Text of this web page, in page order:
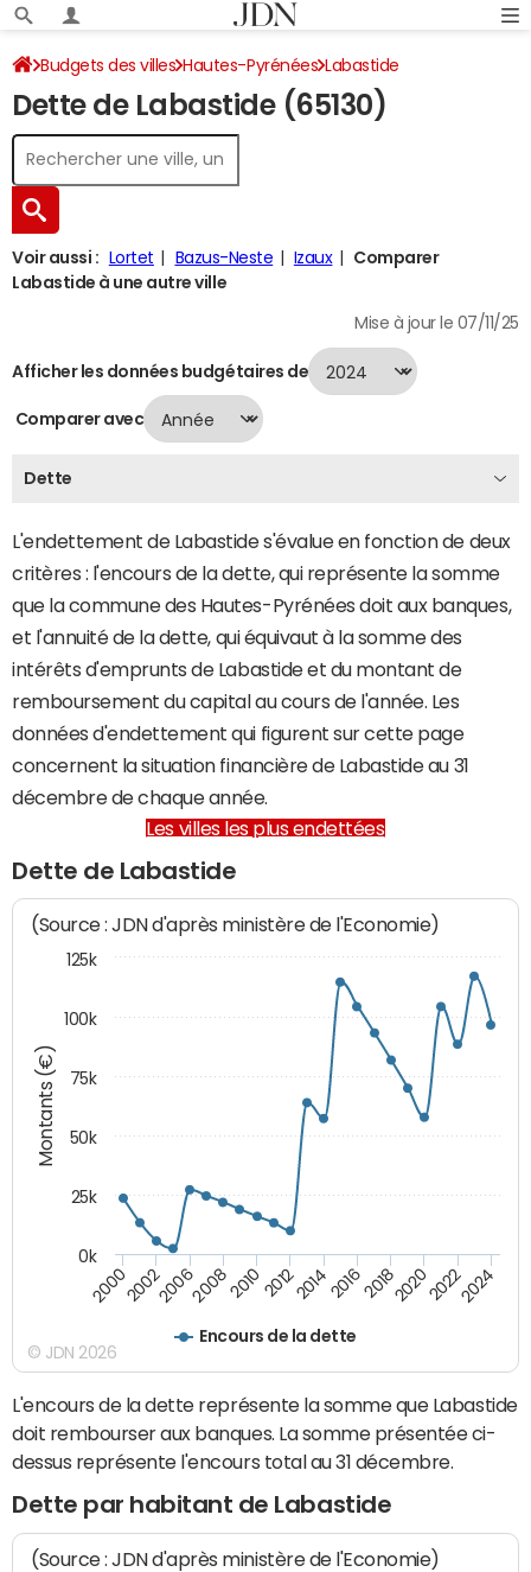
Budgets des villes Hautes-Pyrénées Labastide
Dette au 31/12/2024
Dette de Labastide (65130)
Voir aussi : Lortet Bazus-Neste Izaux
Comparer
Labastide à une autre ville
Mise à jour le 07/11/25
Afficher les données budgétaires de
Comparer avec
Dette
L'endettement de Labastide s'évalue en fonction de deux
critères : l'encours de la dette, qui représente la somme
que la commune des Hautes-Pyrénées doit aux banques,
et l'annuité de la dette, qui équivaut à la somme des
intérêts d'emprunts de Labastide et du montant de
remboursement du capital au cours de l'année. Les
données d'endettement qui figurent sur cette page
concernent la situation financière de Labastide au 31
décembre de chaque année.
Les villes les plus endettées
Dette de Labastide
Montants (€)
(Source : JDN d'après ministère de l'Economie)
Encours de la dette
200020022006200820102012201420162018202020222024
0k
25k
50k
75k
100k
125k
© JDN 2026
L'encours de la dette représente la somme que Labastide
doit rembourser aux banques. La somme présentée ci-
dessus représente l'encours total au 31 décembre.
Dette par habitant de Labastide
(Source : JDN d'après ministère de l'Economie)